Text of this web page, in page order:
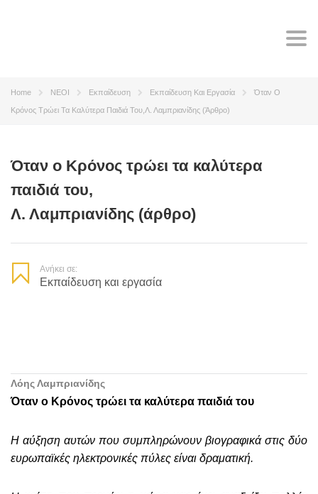
Home ΝΕΟΙ Εκπαίδευση Εκπαίδευση Και Εργασία Όταν Ο
Κρόνος Τρώει Τα Καλύτερα Παιδιά Του,Λ. Λαμπριανίδης (άρθρο)
Όταν ο Κρόνος τρώει τα καλύτερα
παιδιά του,
Λ. Λαμπριανίδης (άρθρο)
Ανήκει σε:
Εκπαίδευση και εργασία
Λόης Λαμπριανίδης
Όταν ο Κρόνος τρώει τα καλύτερα παιδιά του
Η αύξηση αυτών που συμπληρώνουν βιογραφικά στις δύο
ευρωπαϊκές ηλεκτρονικές πύλες είναι δραματική.